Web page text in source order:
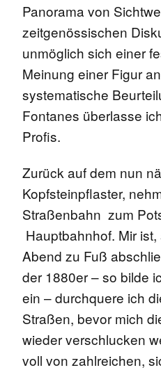
Panorama von
zeitgenössischen
unmöglich sich einer
Meinung einer Figur
systematische
Fontanes überlasse
Profis.
Zurück auf dem nun
Kopfsteinpflaster,
Straßenbahn zum
Hauptbahnhof. Mir
Abend zu Fuß
der 1880er – so bilde
ein – durchquere ich
Straßen, bevor mich
wieder verschlucken
voll von zahlreichen,